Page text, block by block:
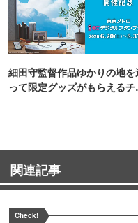
細田守監督作品ゆかりの地を
って限定グッズがもらえるチ
関連記事
Check!